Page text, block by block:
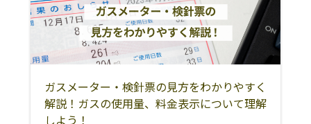
常滑市
半田市
知多郡阿久比町
知多郡東浦町
知多郡南知多町
知多郡美浜町
知多郡武豊町
岡崎市
碧南市
刈谷市
豊田市
安城市
ガスメーター・検針票の見方をわかりやすく
解説！ガスの使用量、料金表示について理解
しよう！